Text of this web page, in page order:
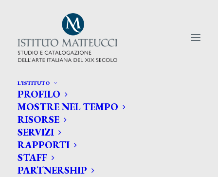
L’ISTITUTO
PROFILO
MOSTRE NEL TEMPO
RISORSE
SERVIZI
RAPPORTI
STAFF
PARTNERSHIP
CERCA TRA GLI ARTISTI:
Search
for: